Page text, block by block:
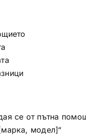
се от пътна
модел]“